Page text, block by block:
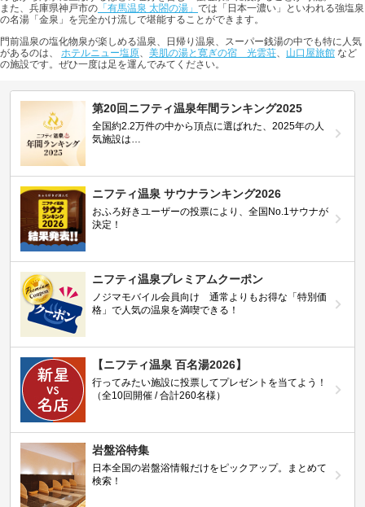
また、兵庫県神戸市の 「有馬温泉 太閤の湯」 では「日本一濃い」といわれる強塩泉
の名湯「金泉」を完全かけ流しで堪能することができます。
門前温泉の塩化物泉が楽しめる温泉、日帰り温泉、スーパー銭湯の中でも特に人気
があるのは、 ホテルニュー塩原、 美肌の湯と寛ぎの宿 光雲荘、 山口屋旅館 など
の施設です。ぜひ一度は足を運んでみてください。
第20回ニフティ温泉年間ランキング2025
全国約2.2万件の中から頂点に選ばれた、2025年の人
気施設は…
ニフティ温泉 サウナランキング2026
おふろ好きユーザーの投票により、全国No.1サウナが
決定！
ニフティ温泉プレミアムクーポン
ノジマモバイル会員向け 通常よりもお得な「特別価
格」で人気の温泉を満喫できる！
【ニフティ温泉 百名湯2026】
行ってみたい施設に投票してプレゼントを当てよう！
（全10回開催 / 合計260名様）
岩盤浴特集
日本全国の岩盤浴情報だけをピックアップ。まとめて
検索！